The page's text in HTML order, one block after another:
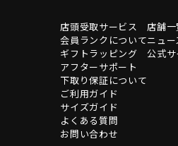
店頭受取サービス
会員ランクについて
ギフトラッピング
アフターサポート
下取り保証について
ご利用ガイド
サイズガイド
よくある質問
お問い合わせ
店舗一
ニュー
公式